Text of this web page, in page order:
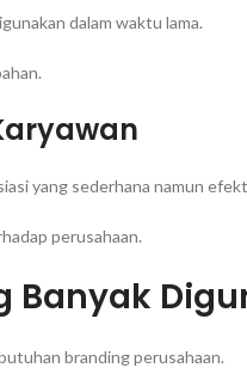
dalam waktu lama.
yang sederhana namun
perusahaan.
Banyak
branding perusahaan.